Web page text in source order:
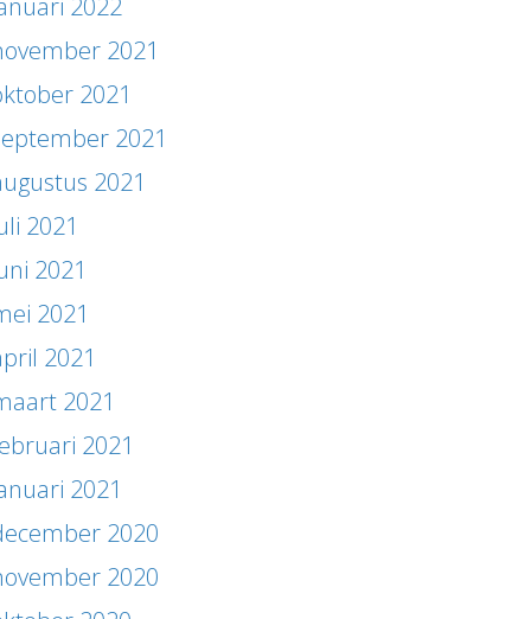
2022
2021
2021
2021
2021
2021
2021
2021
2021
2021
2021
2021
2020
2020